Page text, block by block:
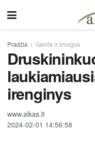
Pradžia Gamta ir žmogus
irenginys
www.alkas.lt
2024-02-01 14:56:58